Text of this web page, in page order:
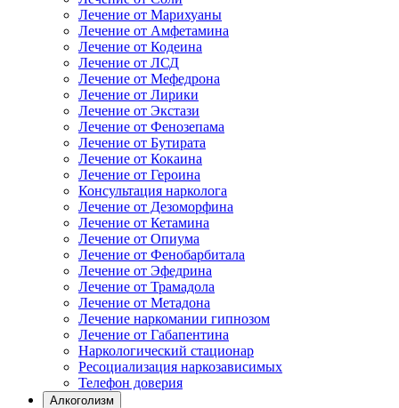
Лечение от Марихуаны
Лечение от Амфетамина
Лечение от Кодеина
Лечение от ЛСД
Лечение от Мефедрона
Лечение от Лирики
Лечение от Экстази
Лечение от Фенозепама
Лечение от Бутирата
Лечение от Кокаина
Лечение от Героина
Консультация нарколога
Лечение от Дезоморфина
Лечение от Кетамина
Лечение от Опиума
Лечение от Фенобарбитала
Лечение от Эфедрина
Лечение от Трамадола
Лечение от Метадона
Лечение наркомании гипнозом
Лечение от Габапентина
Наркологический стационар
Ресоциализация наркозависимых
Телефон доверия
Алкоголизм